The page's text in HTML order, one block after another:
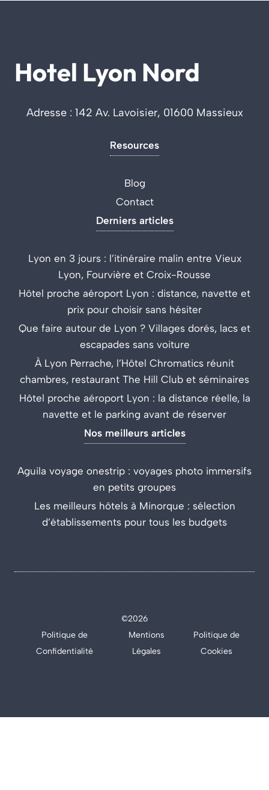
Hotel Lyon Nord
Adresse : 142 Av. Lavoisier, 01600 Massieux
Resources
Blog
Contact
Derniers articles
Lyon en 3 jours : l’itinéraire malin entre Vieux
Lyon, Fourvière et Croix-Rousse
Hôtel proche aéroport Lyon : distance, navette et
prix pour choisir sans hésiter
Que faire autour de Lyon ? Villages dorés, lacs et
escapades sans voiture
À Lyon Perrache, l’Hôtel Chromatics réunit
chambres, restaurant The Hill Club et séminaires
Hôtel proche aéroport Lyon : la distance réelle, la
navette et le parking avant de réserver
Nos meilleurs articles
Aguila voyage onestrip : voyages photo immersifs
en petits groupes
Les meilleurs hôtels à Minorque : sélection
d’établissements pour tous les budgets
©2026
Politique de
Confidentialité
Mentions
Légales
Politique de
Cookies